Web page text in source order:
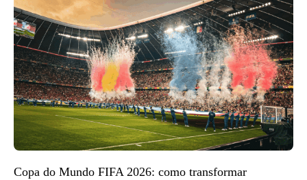
Copa do Mundo FIFA 2026: como transformar